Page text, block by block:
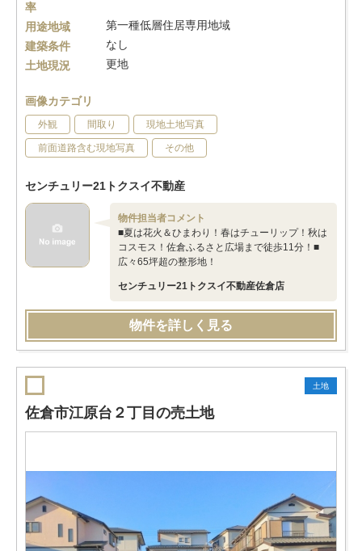
率
用途地域
第一種低層住居専用地域
建築条件
なし
土地現況
更地
画像カテゴリ
外観 間取り 現地土地写真
前面道路含む現地写真 その他
センチュリー21トクスイ不動産
物件担当者コメント
■夏は花火＆ひまわり！春はチューリップ！秋は
コスモス！佐倉ふるさと広場まで徒歩11分！■
広々65坪超の整形地！
センチュリー21トクスイ不動産佐倉店
物件を詳しく見る
土地
佐倉市江原台２丁目の売土地